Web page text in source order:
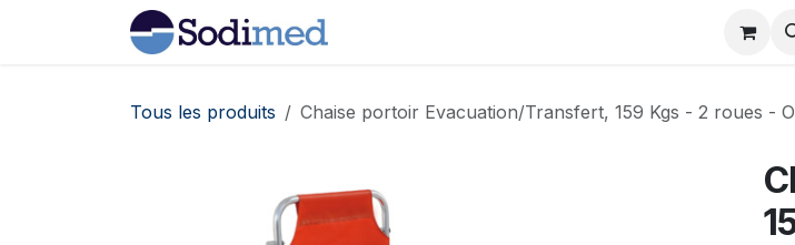
Se rendre au contenu
Informations
Tous les produits Chaise portoir Evacuation/Transfert, 159 Kgs - 2 roues -